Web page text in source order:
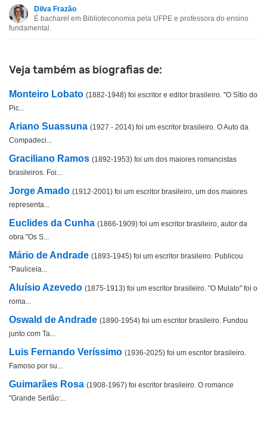
Esta biografia não tem a informação que procuro
Dilva Frazão
É bacharel em Biblioteconomia pela UFPE e professora do ensino
fundamental.
Veja também as biografias de:
Monteiro Lobato (1882-1948) foi escritor e editor brasileiro. "O Sítio do
Pic...
Ariano Suassuna (1927 - 2014) foi um escritor brasileiro. O Auto da
Compadeci...
Graciliano Ramos (1892-1953) foi um dos maiores romancistas
brasileiros. Foi...
Jorge Amado (1912-2001) foi um escritor brasileiro, um dos maiores
representa...
Euclides da Cunha (1866-1909) foi um escritor brasileiro, autor da
obra "Os S...
Mário de Andrade (1893-1945) foi um escritor brasileiro. Publicou
"Pauliceia...
Aluísio Azevedo (1875-1913) foi um escritor brasileiro. "O Mulato" foi o
roma...
Oswald de Andrade (1890-1954) foi um escritor brasileiro. Fundou
junto com Ta...
Luis Fernando Veríssimo (1936-2025) foi um escritor brasileiro.
Famoso por su...
Guimarães Rosa (1908-1967) foi escritor brasileiro. O romance
"Grande Sertão:...